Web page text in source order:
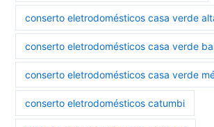
conserto eletrodomésticos casa verde
conserto eletrodomésticos casa verde
conserto eletrodomésticos casa verde
conserto eletrodomésticos catumbi